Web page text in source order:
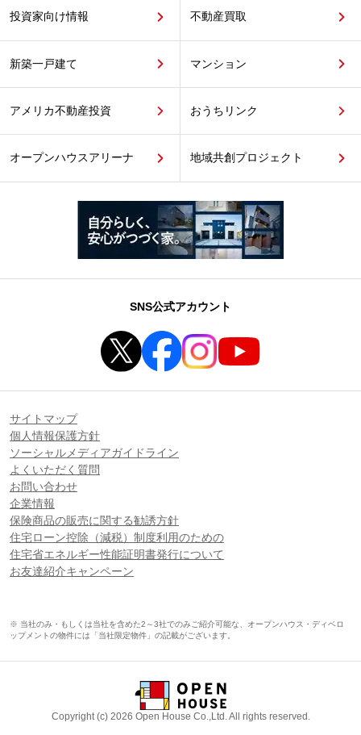
投資家向け情報 不動産買取
新築一戸建て マンション
アメリカ不動産投資 おうちリンク
オープンハウスアリーナ 地域共創プロジェクト
SNS公式アカウント
サイトマップ
個人情報保護方針
ソーシャルメディアガイドライン
よくいただく質問
お問い合わせ
企業情報
保険商品の販売に関する勧誘方針
住宅ローン控除（減税）制度利用のための
住宅省エネルギー性能証明書発行について
お友達紹介キャンペーン
※ 当社のみ・もしくは当社を含めた2～3社でのみご紹介可能な、オープンハウス・ディベロ
ップメントの物件には「当社限定物件」の記載がございます。
Copyright (c) 2026 Open House Co.,Ltd. All rights reserved.